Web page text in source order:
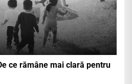
ce rămâne mai clară pentru